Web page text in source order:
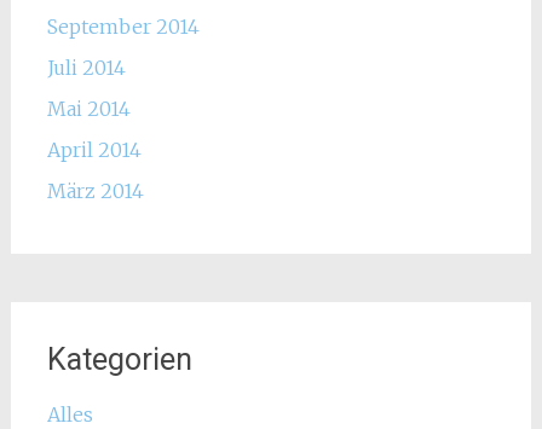
September 2014
Juli 2014
Mai 2014
April 2014
März 2014
Kategorien
Alles